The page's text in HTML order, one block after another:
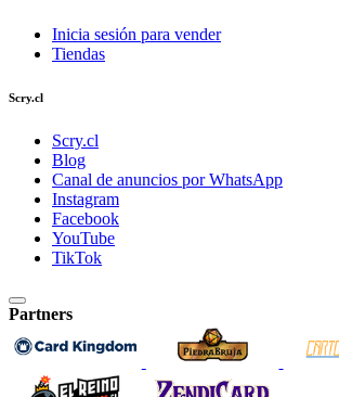
Inicia sesión para vender
Tiendas
Scry.cl
Scry.cl
Blog
Canal de anuncios por WhatsApp
Instagram
Facebook
YouTube
TikTok
Partners